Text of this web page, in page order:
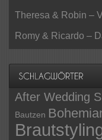
Theresa & Robin –
Romy & Ricardo –
After Wedding
Bautzen